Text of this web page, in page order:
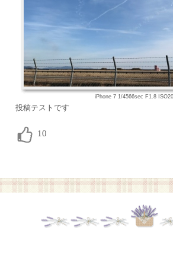
iPhone 7 1/4566sec F1.8
投稿テストです